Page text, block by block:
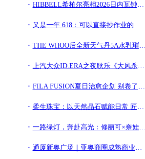
HIBBELL希柏尔亮相2026日内瓦钟表与奇迹展｜顶奢潜航新作斩获大奖
又是一年 618：可以直接抄作业的护肤搭配清单
THE WHOO后全新天气丹5A水乳璀璨上市 透白5A新境 进阶定义多维年轻新标准
上汽大众ID.ERA之夜耿乐《大风杀》硬核演绎摘金扬花奖最佳男配
FILA FUSION夏日治愈企划 别卷了！和「潦草小狗」一起，出门遛遛好心情
柔生珠宝：以天然晶石赋能日常 匠造轻奢饰品新美学
一路绿灯，奔赴高光：修丽可×奈娃家族高光主题咖啡店于南昌大学暖心启幕
通厦新奥广场｜亚奥商圈成熟商业标杆 奥北一站式消费载体全城招商